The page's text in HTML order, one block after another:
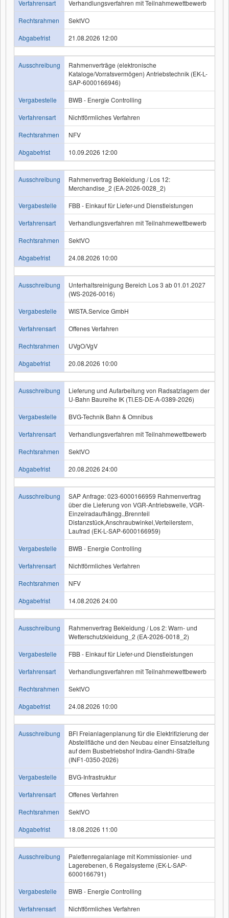
Verfahrensart
Verhandlungsverfahren mit Teilnahmewettbewerb
Rechtsrahmen
SektVO
Abgabefrist
21.08.2026 12:00
Ausschreibung
Rahmenverträge (elektronische
Kataloge/Vorratsvermögen) Antriebstechnik (EK-L-
SAP-6000166946)
Vergabestelle
BWB - Energie Controlling
Verfahrensart
Nichtförmliches Verfahren
Rechtsrahmen
NFV
Abgabefrist
10.09.2026 12:00
Ausschreibung
Rahmenvertrag Bekleidung / Los 12:
Merchandise_2 (EA-2026-0028_2)
Vergabestelle
FBB - Einkauf für Liefer-und Dienstleistungen
Verfahrensart
Verhandlungsverfahren mit Teilnahmewettbewerb
Rechtsrahmen
SektVO
Abgabefrist
24.08.2026 10:00
Ausschreibung
Unterhaltsreinigung Bereich Los 3 ab 01.01.2027
(WS-2026-0016)
Vergabestelle
WISTA.Service GmbH
Verfahrensart
Offenes Verfahren
Rechtsrahmen
UVgO/VgV
Abgabefrist
20.08.2026 10:00
Ausschreibung
Lieferung und Aufarbeitung von Radsatzlagern der
U-Bahn Baureihe IK (TI.ES-DE-A-0389-2026)
Vergabestelle
BVG-Technik Bahn & Omnibus
Verfahrensart
Verhandlungsverfahren mit Teilnahmewettbewerb
Rechtsrahmen
SektVO
Abgabefrist
20.08.2026 24:00
Ausschreibung
SAP Anfrage: 023-6000166959 Rahmenvertrag
über die Lieferung von VGR-Antriebswelle, VGR-
Einzelradaufhängg.,Brennteil
Distanzstück,Anschraubwinkel,Verteilerstern,
Laufrad (EK-L-SAP-6000166959)
Vergabestelle
BWB - Energie Controlling
Verfahrensart
Nichtförmliches Verfahren
Rechtsrahmen
NFV
Abgabefrist
14.08.2026 24:00
Ausschreibung
Rahmenvertrag Bekleidung / Los 2: Warn- und
Wetterschutzkleidung_2 (EA-2026-0018_2)
Vergabestelle
FBB - Einkauf für Liefer-und Dienstleistungen
Verfahrensart
Verhandlungsverfahren mit Teilnahmewettbewerb
Rechtsrahmen
SektVO
Abgabefrist
24.08.2026 10:00
Ausschreibung
BFI Freianlagenplanung für die Elektrifizierung der
Abstellfläche und den Neubau einer Einsatzleitung
auf dem Busbetriebshof Indira-Gandhi-Straße
(INF1-0350-2026)
Vergabestelle
BVG-Infrastruktur
Verfahrensart
Offenes Verfahren
Rechtsrahmen
SektVO
Abgabefrist
18.08.2026 11:00
Ausschreibung
Palettenregalanlage mit Kommissionier- und
Lagerebenen, 6 Regalsysteme (EK-L-SAP-
6000166791)
Vergabestelle
BWB - Energie Controlling
Verfahrensart
Nichtförmliches Verfahren